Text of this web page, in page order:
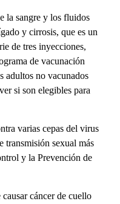
la sangre y los fluidos
y cirrosis, que es un
de tres inyecciones,
de vacunación
adultos no vacunados
si son elegibles para
varias cepas del virus
transmisión sexual más
y la Prevención de
cáncer de cuello